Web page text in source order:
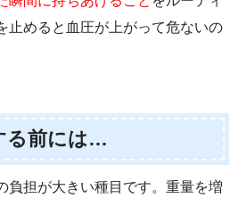
止めると血圧が上がって危ないの
る前には…
負担が大きい種目です。重量を増